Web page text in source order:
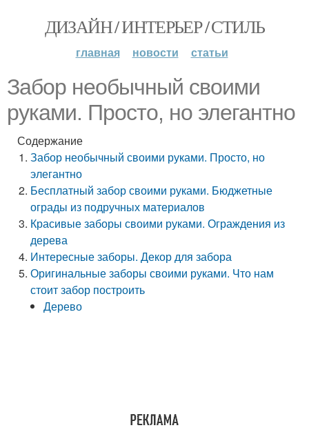
ДИЗАЙН / ИНТЕРЬЕР / СТИЛЬ
главная новости статьи
Забор необычный своими
руками. Просто, но элегантно
Содержание
Забор необычный своими руками. Просто, но
элегантно
Бесплатный забор своими руками. Бюджетные
ограды из подручных материалов
Красивые заборы своими руками. Ограждения из
дерева
Интересные заборы. Декор для забора
Оригинальные заборы своими руками. Что нам
стоит забор построить
Дерево